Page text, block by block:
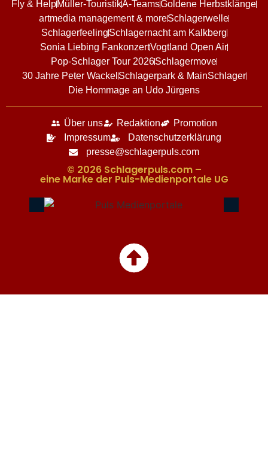
Fly & HelpMüller-TouristikA-TeamsGoldene Herbstklänge
artmedia management & moreSchlagerwelle
SchlagerfeelingSchlagernacht am Kalkberg
Sonia Liebing FankonzertVogtland Open Air
Pop-Schlager Tour 2026Schlagermove
30 Jahre Peter Wackel Schlagerpark & MainSchlager
Die Hommage an Udo Jürgens
Über uns Redaktion
Promotion
Impressum
Datenschutzerklärung
presse@schlagerpuls.com
© 2026 Schlagerpuls.com –
eine Marke der Puls-Medienportale UG​